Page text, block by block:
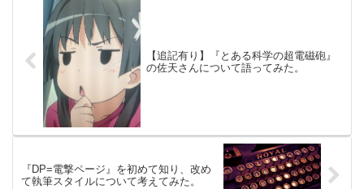
【追記有り】『とある科学の超電磁砲』
の佐天さんについて語ってみた。
『DP=電撃ページ』を初めて知り、改め
て執筆スタイルについて考えてみた。